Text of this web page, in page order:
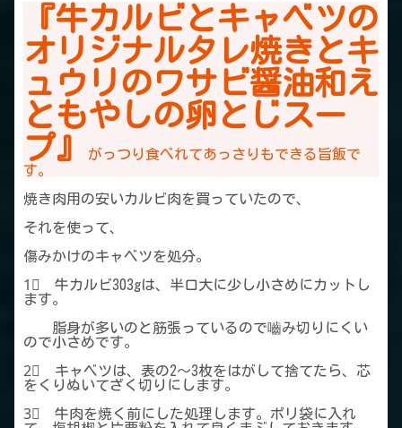
『牛カルビとキャベツの
オリジナルタレ焼きとキ
ュウリのワサビ醤油和え
ともやしの卵とじスー
プ』
がっつり食べれてあっさりもできる旨飯で
す。
焼き肉用の安いカルビ肉を買っていたので、
それを使って、
傷みかけのキャベツを処分。
1⃣ 牛カルビ303gは、半口大に少し小さめにカットし
ます。
脂身が多いのと筋張っているので嚙み切りにくい
ので小さめです。
2⃣ キャベツは、表の2～3枚をはがして捨てたら、芯
をくりぬいてざく切りにします。
3⃣ 牛肉を焼く前にした処理します。ポリ袋に入れ